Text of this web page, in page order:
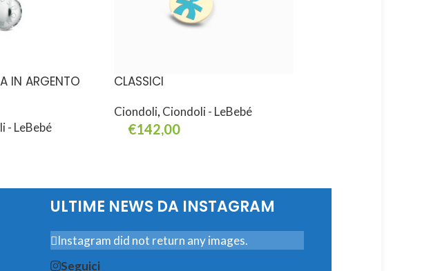
IN ARGENTO
- LeBebé
CLASSICI
Ciondoli, Ciondoli - LeBebé
€142,00
ULTIME NEWS DA INSTAGRAM
Instagram did not return any images.
Seguici